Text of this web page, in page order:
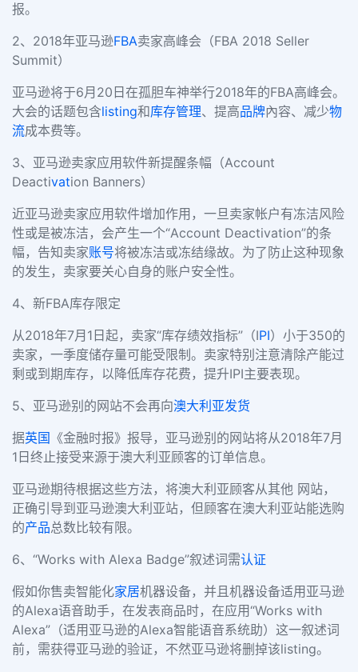
报。
2、2018年亚马逊FBA卖家高峰会（FBA 2018 Seller
Summit）
亚马逊将于6月20日在孤胆车神举行2018年的FBA高峰会。
大会的话题包含listing和库存管理、提高品牌內容、减少物
流成本费等。
3、亚马逊卖家应用软件新提醒条幅（Account
Deactivation Banners）
近亚马逊卖家应用软件增加作用，一旦卖家帐户有冻洁风险
性或是被冻洁，会产生一个“Account Deactivation”的条
幅，告知卖家账号将被冻洁或冻结缘故。为了防止这种现象
的发生，卖家要关心自身的账户安全性。
4、新FBA库存限定
从2018年7月1日起，卖家“库存绩效指标”（IPI）小于350的
卖家，一季度储存量可能受限制。卖家特别注意清除产能过
剩或到期库存，以降低库存花费，提升IPI主要表现。
5、亚马逊别的网站不会再向澳大利亚发货
据英国 《金融时报》报导，亚马逊别的网站将从2018年7月
1日终止接受来源于澳大利亚顾客的订单信息。
亚马逊期待根据这些方法，将澳大利亚顾客从其他 网站，
正确引导到亚马逊澳大利亚站，但顾客在澳大利亚站能选购
的产品总数比较有限。
6、“Works with Alexa Badge”叙述词需认证
假如你售卖智能化家居机器设备，并且机器设备适用亚马逊
的Alexa语音助手，在发表商品时，在应用“Works with
Alexa”（适用亚马逊的Alexa智能语音系统助）这一叙述词
前，需获得亚马逊的验证，不然亚马逊将删掉该listing。